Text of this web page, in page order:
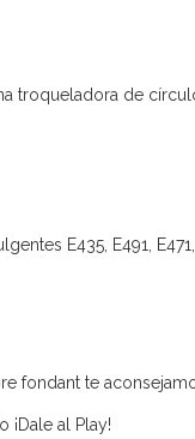
troqueladora de
E435, E491,
fondant te
al Play!